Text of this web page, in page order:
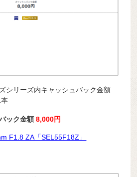
シリーズ内キャッシュバック金額
バック金額8,000円
F1.8 ZA「SEL55F18Z」